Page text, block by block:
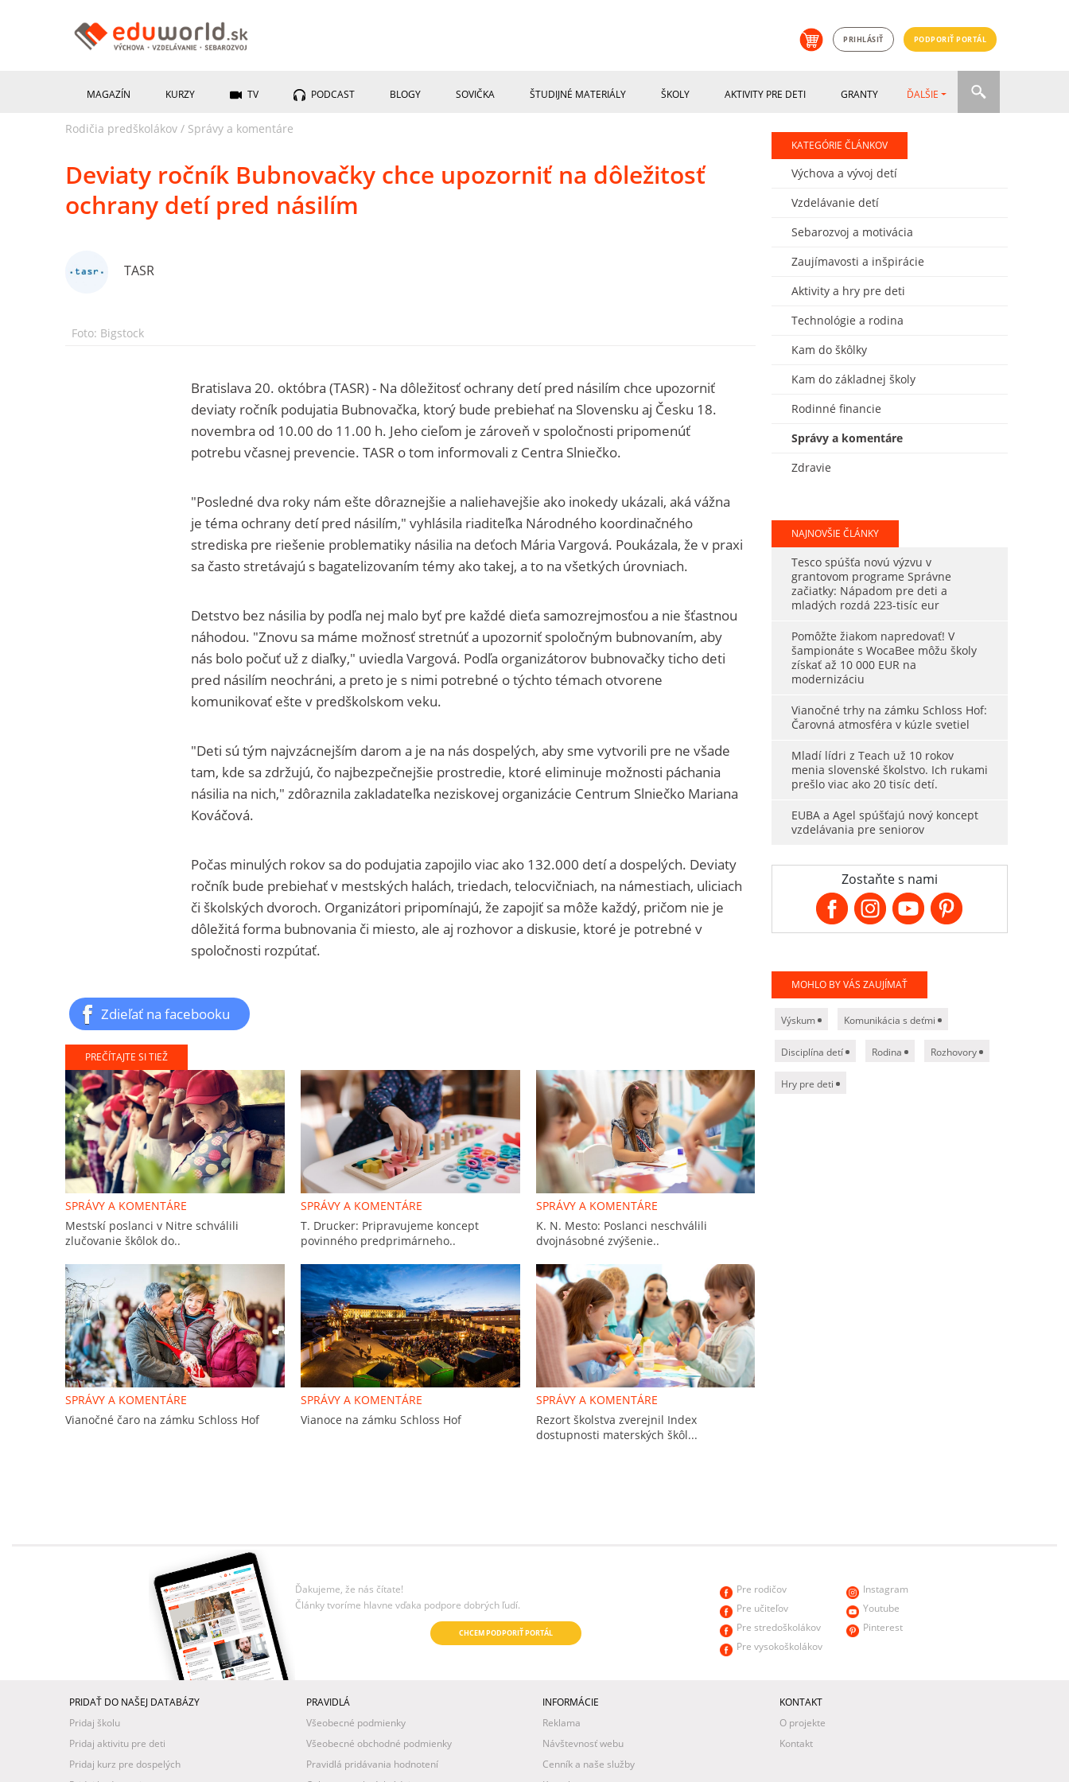
PRIHLÁSIŤ PODPORIŤ PORTÁL
MAGAZÍN KURZY TV PODCAST BLOGY SOVIČKA ŠTUDIJNÉ MATERIÁLY ŠKOLY AKTIVITY PRE DETI GRANTY ĎALŠIE
Rodičia predškolákov / Správy a komentáre
Deviaty ročník Bubnovačky chce upozorniť na dôležitosť
ochrany detí pred násilím
TASR
Foto: Bigstock
Bratislava 20. októbra (TASR) - Na dôležitosť ochrany detí pred násilím chce upozorniť
deviaty ročník podujatia Bubnovačka, ktorý bude prebiehať na Slovensku aj Česku 18.
novembra od 10.00 do 11.00 h. Jeho cieľom je zároveň v spoločnosti pripomenúť
potrebu včasnej prevencie. TASR o tom informovali z Centra Slniečko.
"Posledné dva roky nám ešte dôraznejšie a naliehavejšie ako inokedy ukázali, aká vážna
je téma ochrany detí pred násilím," vyhlásila riaditeľka Národného koordinačného
strediska pre riešenie problematiky násilia na deťoch Mária Vargová. Poukázala, že v praxi
sa často stretávajú s bagatelizovaním témy ako takej, a to na všetkých úrovniach.
Detstvo bez násilia by podľa nej malo byť pre každé dieťa samozrejmosťou a nie šťastnou
náhodou. "Znovu sa máme možnosť stretnúť a upozorniť spoločným bubnovaním, aby
nás bolo počuť už z diaľky," uviedla Vargová. Podľa organizátorov bubnovačky ticho deti
pred násilím neochráni, a preto je s nimi potrebné o týchto témach otvorene
komunikovať ešte v predškolskom veku.
"Deti sú tým najvzácnejším darom a je na nás dospelých, aby sme vytvorili pre ne všade
tam, kde sa zdržujú, čo najbezpečnejšie prostredie, ktoré eliminuje možnosti páchania
násilia na nich," zdôraznila zakladateľka neziskovej organizácie Centrum Slniečko Mariana
Kováčová.
Počas minulých rokov sa do podujatia zapojilo viac ako 132.000 detí a dospelých. Deviaty
ročník bude prebiehať v mestských halách, triedach, telocvičniach, na námestiach, uliciach
či školských dvoroch. Organizátori pripomínajú, že zapojiť sa môže každý, pričom nie je
dôležitá forma bubnovania či miesto, ale aj rozhovor a diskusie, ktoré je potrebné v
spoločnosti rozpútať.
Zdieľať na facebooku
PREČÍTAJTE SI TIEŽ
SPRÁVY A KOMENTÁRE
Mestskí poslanci v Nitre schválili
zlučovanie škôlok do..
SPRÁVY A KOMENTÁRE
T. Drucker: Pripravujeme koncept
povinného predprimárneho..
SPRÁVY A KOMENTÁRE
K. N. Mesto: Poslanci neschválili
dvojnásobné zvýšenie..
SPRÁVY A KOMENTÁRE
Vianočné čaro na zámku Schloss Hof
SPRÁVY A KOMENTÁRE
Vianoce na zámku Schloss Hof
SPRÁVY A KOMENTÁRE
Rezort školstva zverejnil Index
dostupnosti materských škôl...
KATEGÓRIE ČLÁNKOV
Výchova a vývoj detí
Vzdelávanie detí
Sebarozvoj a motivácia
Zaujímavosti a inšpirácie
Aktivity a hry pre deti
Technológie a rodina
Kam do škôlky
Kam do základnej školy
Rodinné financie
Správy a komentáre
Zdravie
NAJNOVŠIE ČLÁNKY
Tesco spúšťa novú výzvu v
grantovom programe Správne
začiatky: Nápadom pre deti a
mladých rozdá 223-tisíc eur
Pomôžte žiakom napredovať! V
šampionáte s WocaBee môžu školy
získať až 10 000 EUR na
modernizáciu
Vianočné trhy na zámku Schloss Hof:
Čarovná atmosféra v kúzle svetiel
Mladí lídri z Teach už 10 rokov
menia slovenské školstvo. Ich rukami
prešlo viac ako 20 tisíc detí.
EUBA a Agel spúšťajú nový koncept
vzdelávania pre seniorov
Zostaňte s nami
MOHLO BY VÁS ZAUJÍMAŤ
Výskum Komunikácia s deťmi
Disciplína detí Rodina Rozhovory
Hry pre deti
Ďakujeme, že nás čítate!
Články tvoríme hlavne vďaka podpore dobrých ľudí.
CHCEM PODPORIŤ PORTÁL
Pre rodičov
Pre učiteľov
Pre stredoškolákov
Pre vysokoškolákov
Instagram
Youtube
Pinterest
PRIDAŤ DO NAŠEJ DATABÁZY
Pridaj školu
Pridaj aktivitu pre deti
Pridaj kurz pre dospelých
PRAVIDLÁ
Všeobecné podmienky
Všeobecné obchodné podmienky
Pravidlá pridávania hodnotení
INFORMÁCIE
Reklama
Návštevnosť webu
Cenník a naše služby
KONTAKT
O projekte
Kontakt